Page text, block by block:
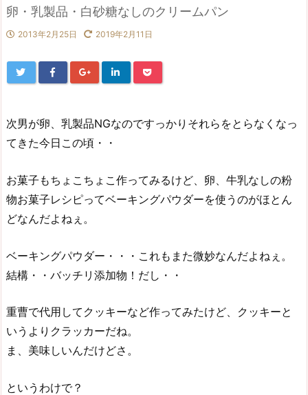
卵・乳製品・白砂糖なしのクリームパン
2013年2月25日 2019年2月11日
次男が卵、乳製品NGなのですっかりそれらをとらなくなっ
てきた今日この頃・・
お菓子もちょこちょこ作ってみるけど、卵、牛乳なしの粉
物お菓子レシピってベーキングパウダーを使うのがほとん
どなんだよねぇ。
ベーキングパウダー・・・これもまた微妙なんだよねぇ。
結構・・バッチリ添加物！だし・・
重曹で代用してクッキーなど作ってみたけど、クッキーと
いうよりクラッカーだね。
ま、美味しいんだけどさ。
というわけで？